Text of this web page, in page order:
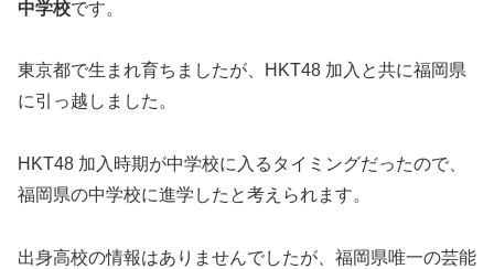
中学校です。
東京都で生まれ育ちましたが、HKT48 加入と共に福岡県
に引っ越しました。
HKT48 加入時期が中学校に入るタイミングだったので、
福岡県の中学校に進学したと考えられます。
出身高校の情報はありませんでしたが、福岡県唯一の芸能